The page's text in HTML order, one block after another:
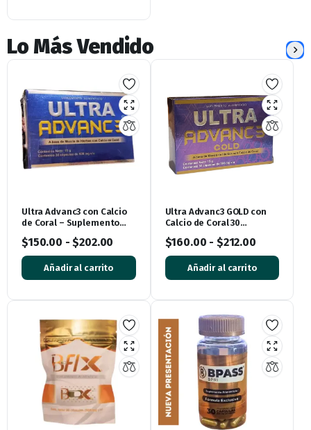
Lo Más Vendido
Ultra Advanc3 con Calcio
de Coral – Suplemento
Articulaciones
$150.00 -$202.00
Añadir al carrito
Ultra Advanc3 GOLD con
Calcio de Coral 30
$160.00 - $212.00
Añadir al carrito